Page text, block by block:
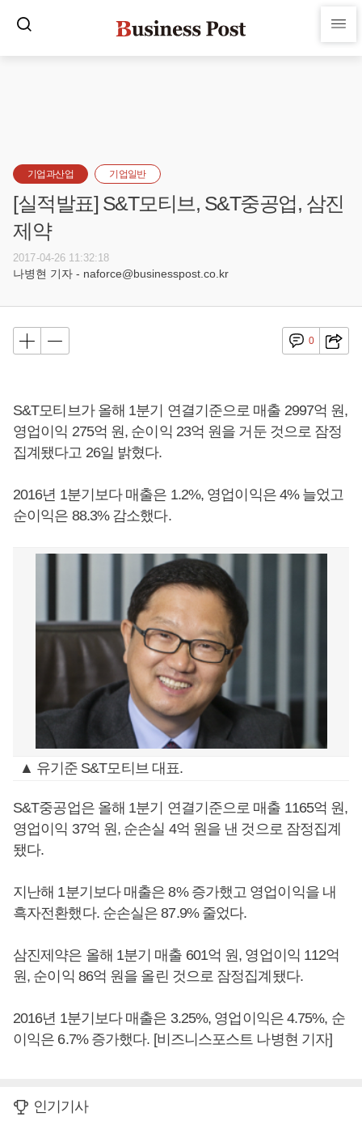
기업과산업 기업일반
[실적발표] S&T모티브, S&T중공업, 삼진
제약
2017-04-26 11:32:18
나병현 기자 - naforce@businesspost.co.kr
0
S&T모티브가 올해 1분기 연결기준으로 매출 2997억 원,
영업이익 275억 원, 순이익 23억 원을 거둔 것으로 잠정
집계됐다고 26일 밝혔다.
2016년 1분기보다 매출은 1.2%, 영업이익은 4% 늘었고
순이익은 88.3% 감소했다.
▲ 유기준 S&T모티브 대표.
S&T중공업은 올해 1분기 연결기준으로 매출 1165억 원,
영업이익 37억 원, 순손실 4억 원을 낸 것으로 잠정집계
됐다.
지난해 1분기보다 매출은 8% 증가했고 영업이익을 내
흑자전환했다. 순손실은 87.9% 줄었다.
삼진제약은 올해 1분기 매출 601억 원, 영업이익 112억
원, 순이익 86억 원을 올린 것으로 잠정집계됐다.
2016년 1분기보다 매출은 3.25%, 영업이익은 4.75%, 순
이익은 6.7% 증가했다. [비즈니스포스트 나병현 기자]
인기기사